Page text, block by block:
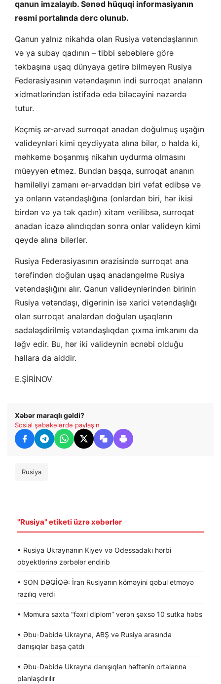
qanun imzalayıb. Sənəd hüquqi informasiyanın
rəsmi portalında dərc olunub.
Qanun yalnız nikahda olan Rusiya vətəndaşlarının
və ya subay qadının – tibbi səbəblərə görə
təkbaşına uşaq dünyaya gətirə bilməyən Rusiya
Federasiyasının vətəndaşının indi surroqat anaların
xidmətlərindən istifadə edə biləcəyini nəzərdə
tutur.
Keçmiş ər-arvad surroqat anadan doğulmuş uşağın
valideynləri kimi qeydiyyata alına bilər, o halda ki,
məhkəmə boşanmış nikahın uydurma olmasını
müəyyən etməz. Bundan başqa, surroqat ananın
hamiləliyi zamanı ər-arvaddan biri vəfat edibsə və
ya onların vətəndaşlığına (onlardan biri, hər ikisi
birdən və ya tək qadın) xitam verilibsə, surroqat
anadan icazə alındıqdan sonra onlar valideyn kimi
qeydə alına bilərlər.
Rusiya Federasiyasının ərazisində surroqat ana
tərəfindən doğulan uşaq anadangəlmə Rusiya
vətəndaşlığını alır. Qanun valideynlərindən birinin
Rusiya vətəndaşı, digərinin isə xarici vətəndaşlığı
olan surroqat analardan doğulan uşaqların
sadələşdirilmiş vətəndaşlıqdan çıxma imkanını da
ləğv edir. Bu, hər iki valideynin əcnəbi olduğu
hallara da aiddir.
E.ŞİRİNOV
Xəbər maraqlı gəldi?
Sosial şəbəkələrdə paylaşın
Rusiya
"Rusiya" etiketi üzrə xəbərlər
• Rusiya Ukraynanın Kiyev və Odessadakı hərbi
obyektlərinə zərbələr endirib
• SON DƏQİQƏ: İran Rusiyanın köməyini qəbul etməyə
razılıq verdi
• Məmura saxta “fəxri diplom” verən şəxsə 10 sutka həbs
• Əbu-Dabidə Ukrayna, ABŞ və Rusiya arasında
danışıqlar başa çatdı
• Əbu-Dabidə Ukrayna danışıqları həftənin ortalarına
planlaşdırılır